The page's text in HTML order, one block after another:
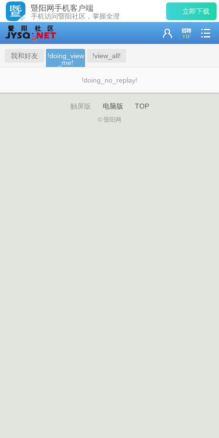
暨阳网手机客户端
手机访问暨阳社区，掌握全澄
立即下载
我和好友
!doing_view
_me!
!view_all!
!doing_no_replay!
触屏版 电脑版 TOP
© 暨阳网